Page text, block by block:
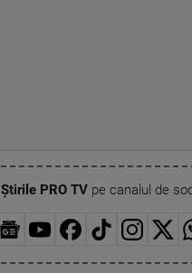
Știrile PRO TVpe canalul de